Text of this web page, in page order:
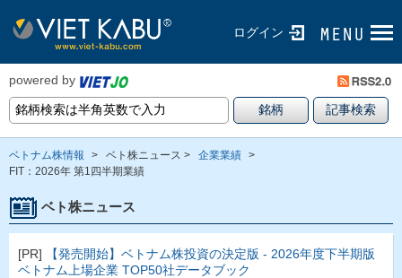
ログイン
powered by
ベトナム株情報 > ベト株ニュース > 企業業績 >
FIT：2026年 第1四半期業績
ベト株ニュース
[PR]
【発売開始】ベトナム株投資の決定版 - 2026年度下半期版
ベトナム上場企業 TOP50社データブック